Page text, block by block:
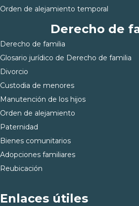
Orden de alejamiento temporal
Derecho de
Derecho de familia
Glosario jurídico de Derecho de familia
Divorcio
Custodia de menores
Manutención de los hijos
Orden de alejamiento
Paternidad
Bienes comunitarios
Adopciones familiares
Reubicación
Enlaces útiles